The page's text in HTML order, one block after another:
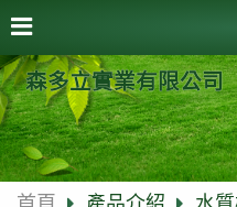
森多立實業有限公司